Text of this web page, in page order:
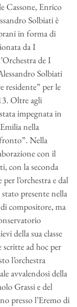
Cassone, Enrico
Solbiati è
in forma di
da I
de I
Solbiati
per le
Oltre agli
impegnata in
nella
Nella
con il
con la seconda
l’orchestra e dal
presente nella
compositore, ma
della sua classe
ad hoc per
l’orchestra
avvalendosi della
Grassi e del
presso l’Eremo di